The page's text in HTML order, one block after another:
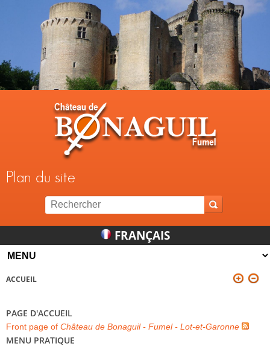
Jump to navigation
Plan du site
FRANÇAIS
ACCUEIL
PAGE D'ACCUEIL
Front page of Château de Bonaguil - Fumel - Lot-et-Garonne
MENU PRATIQUE